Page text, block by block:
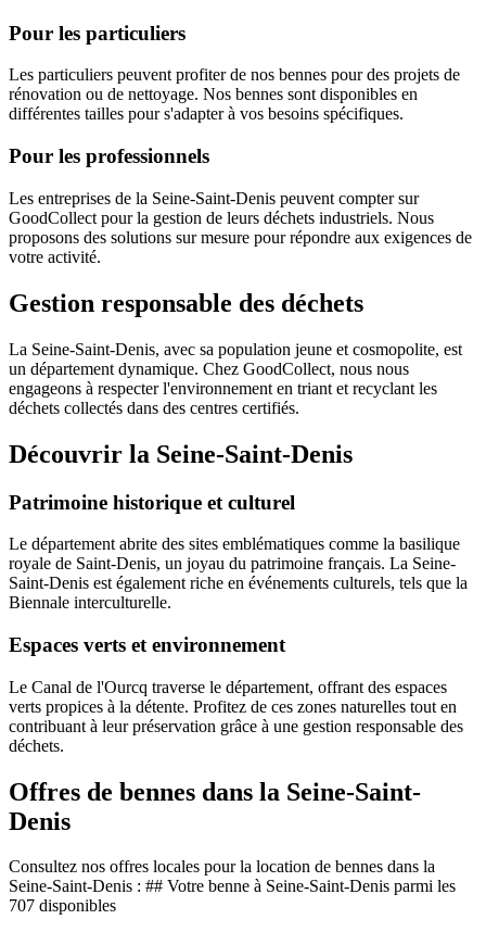
Pour les particuliers
Les particuliers peuvent profiter de nos bennes pour des projets de
rénovation ou de nettoyage. Nos bennes sont disponibles en
différentes tailles pour s'adapter à vos besoins spécifiques.
Pour les professionnels
Les entreprises de la Seine-Saint-Denis peuvent compter sur
GoodCollect pour la gestion de leurs déchets industriels. Nous
proposons des solutions sur mesure pour répondre aux exigences de
votre activité.
Gestion responsable des déchets
La Seine-Saint-Denis, avec sa population jeune et cosmopolite, est
un département dynamique. Chez GoodCollect, nous nous
engageons à respecter l'environnement en triant et recyclant les
déchets collectés dans des centres certifiés.
Découvrir la Seine-Saint-Denis
Patrimoine historique et culturel
Le département abrite des sites emblématiques comme la basilique
royale de Saint-Denis, un joyau du patrimoine français. La Seine-
Saint-Denis est également riche en événements culturels, tels que la
Biennale interculturelle.
Espaces verts et environnement
Le Canal de l'Ourcq traverse le département, offrant des espaces
verts propices à la détente. Profitez de ces zones naturelles tout en
contribuant à leur préservation grâce à une gestion responsable des
déchets.
Offres de bennes dans la Seine-Saint-
Denis
Consultez nos offres locales pour la location de bennes dans la
Seine-Saint-Denis : ## Votre benne à Seine-Saint-Denis parmi les
707 disponibles